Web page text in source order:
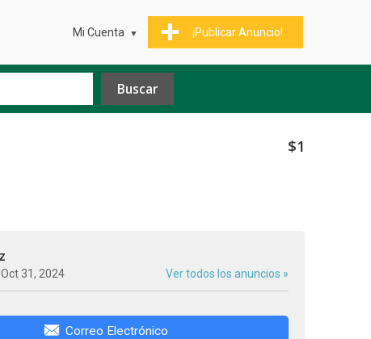
¡Publicar Anuncio!
Mi Cuenta
$1
31, 2024 Ver todos los anuncios »
Correo Electrónico